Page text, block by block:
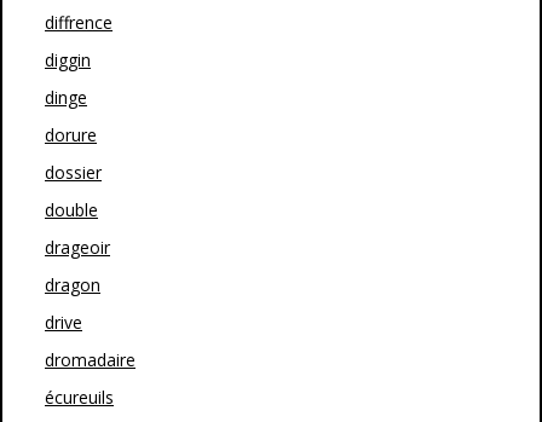
diffrence
diggin
dinge
dorure
dossier
double
drageoir
dragon
drive
dromadaire
écureuils